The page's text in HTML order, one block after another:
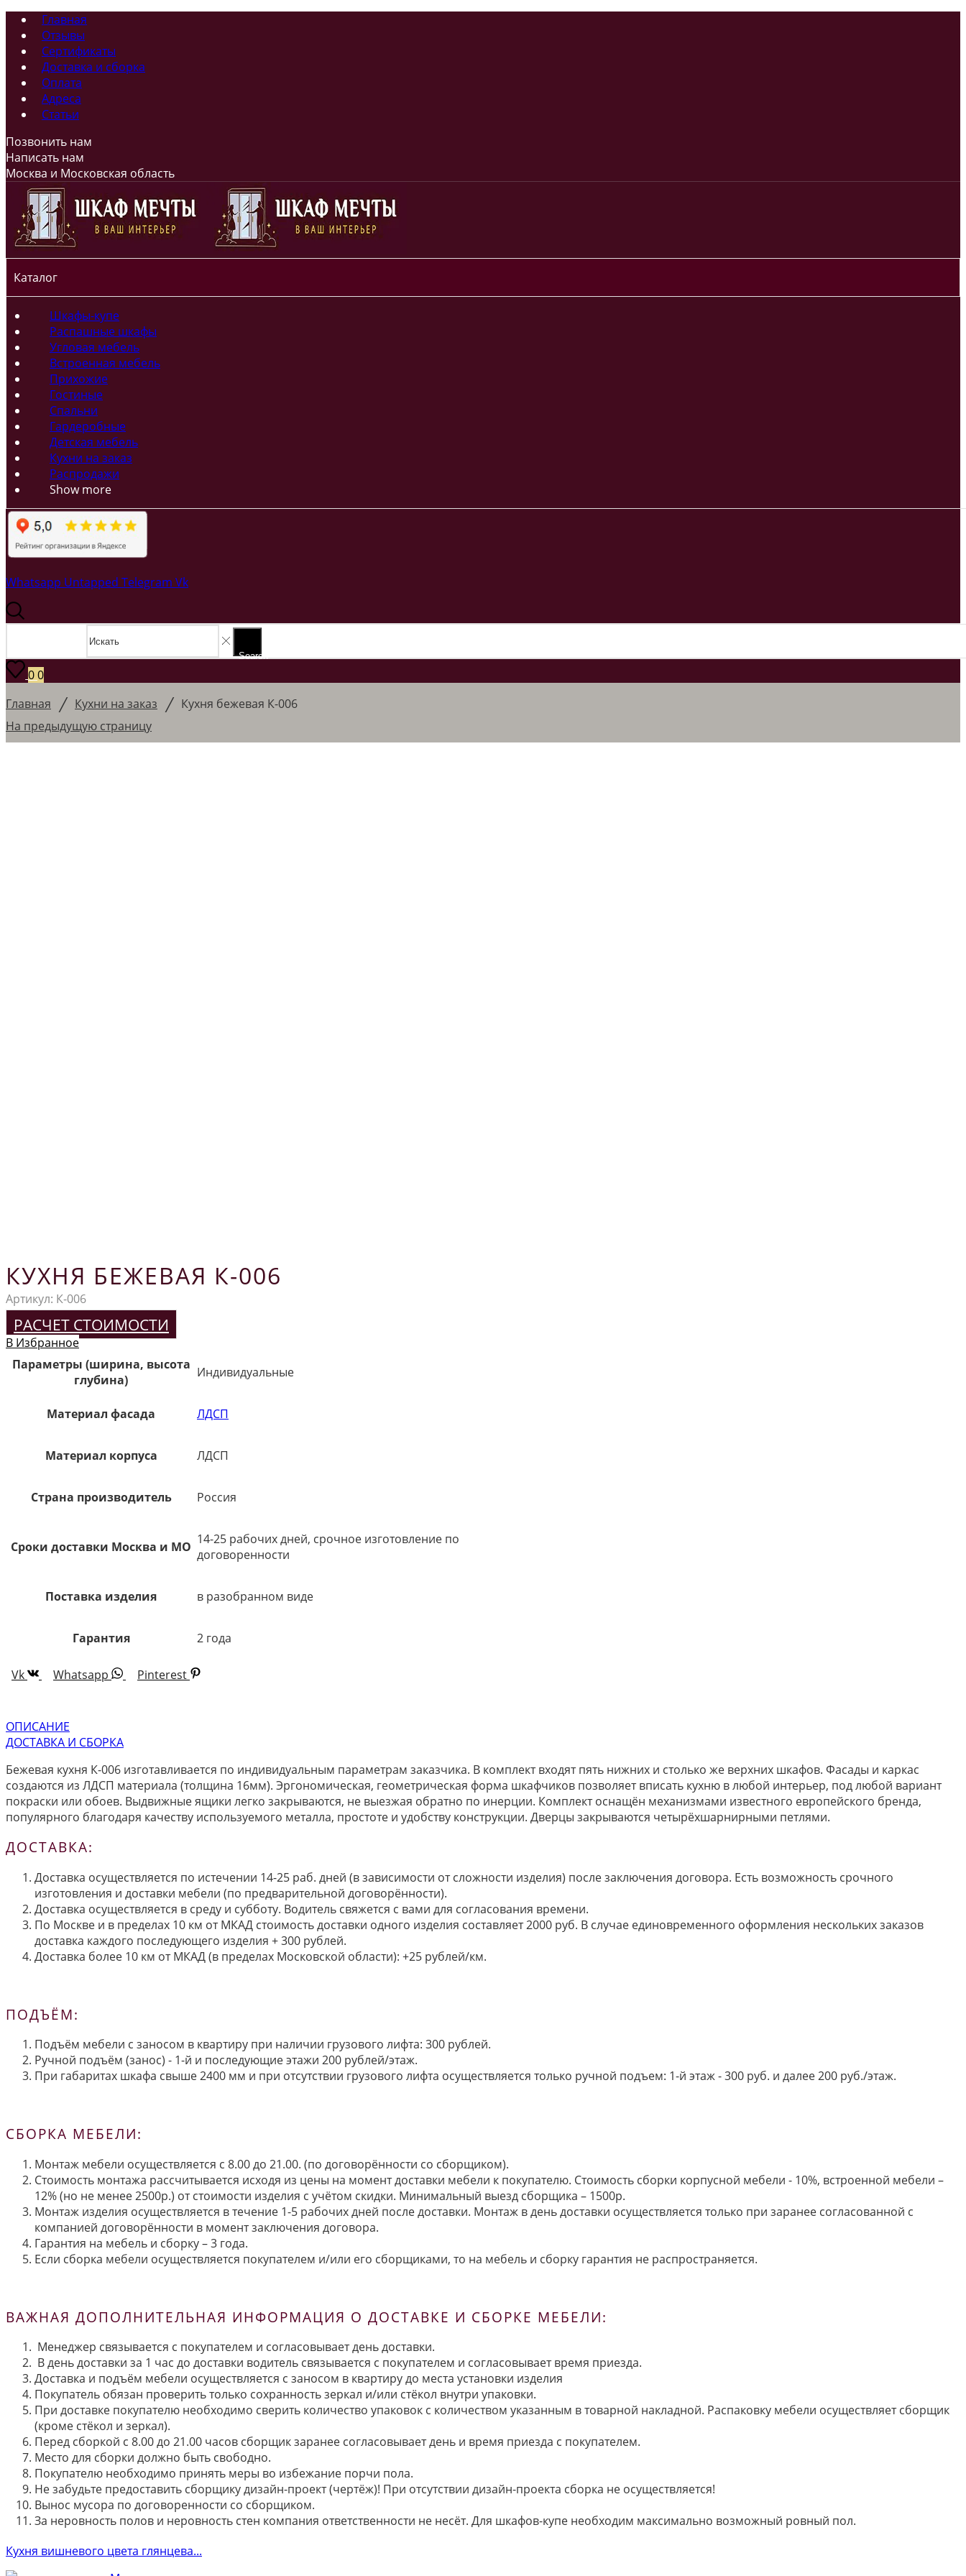
Главная
Отзывы
Сертификаты
Доставка и сборка
Оплата
Адреса
Статьи
Позвонить нам
Написать нам
Москва и Московская область
Каталог
Шкафы-купе
Распашные шкафы
Угловая мебель
Встроенная мебель
Прихожие
Гостиные
Спальни
Гардеробные
Детская мебель
Кухни на заказ
Распродажи
Show more
Whatsapp Untapped Telegram Vk
Search
00
Главная / Кухни на заказ / Кухня бежевая К-006
На предыдущую страницу
КУХНЯ БЕЖЕВАЯ К-006
Артикул: К-006
РАСЧЕТ СТОИМОСТИ
В Избранное
Параметры (ширина, высота
глубина)
Индивидуальные
Материал фасада ЛДСП
Материал корпуса ЛДСП
Страна производитель Россия
Сроки доставки Москва и МО 14-25 рабочих дней, срочное изготовление по
договоренности
Поставка изделия в разобранном виде
Гарантия 2 года
Vk Whatsapp Pinterest
ОПИСАНИЕ
ДОСТАВКА И СБОРКА
Бежевая кухня К-006 изготавливается по индивидуальным параметрам заказчика. В комплект входят пять нижних и столько же верхних шкафов. Фасады и каркас
создаются из ЛДСП материала (толщина 16мм). Эргономическая, геометрическая форма шкафчиков позволяет вписать кухню в любой интерьер, под любой вариант
покраски или обоев. Выдвижные ящики легко закрываются, не выезжая обратно по инерции. Комплект оснащён механизмами известного европейского бренда,
популярного благодаря качеству используемого металла, простоте и удобству конструкции. Дверцы закрываются четырёхшарнирными петлями.
ДОСТАВКА:
Доставка осуществляется по истечении 14-25 раб. дней (в зависимости от сложности изделия) после заключения договора. Есть возможность срочного
изготовления и доставки мебели (по предварительной договорённости).
Доставка осуществляется в среду и субботу. Водитель свяжется с вами для согласования времени.
По Москве и в пределах 10 км от МКАД стоимость доставки одного изделия составляет 2000 руб. В случае единовременного оформления нескольких заказов
доставка каждого последующего изделия + 300 рублей.
Доставка более 10 км от МКАД (в пределах Московской области): +25 рублей/км.
ПОДЪЁМ:
Подъём мебели с заносом в квартиру при наличии грузового лифта: 300 рублей.
Ручной подъём (занос) - 1-й и последующие этажи 200 рублей/этаж.
При габаритах шкафа свыше 2400 мм и при отсутствии грузового лифта осуществляется только ручной подъем: 1-й этаж - 300 руб. и далее 200 руб./этаж.
СБОРКА МЕБЕЛИ:
Монтаж мебели осуществляется с 8.00 до 21.00. (по договорённости со сборщиком).
Стоимость монтажа рассчитывается исходя из цены на момент доставки мебели к покупателю. Стоимость сборки корпусной мебели - 10%, встроенной мебели –
12% (но не менее 2500р.) от стоимости изделия с учётом скидки. Минимальный выезд сборщика – 1500р.
Монтаж изделия осуществляется в течение 1-5 рабочих дней после доставки. Монтаж в день доставки осуществляется только при заранее согласованной с
компанией договорённости в момент заключения договора.
Гарантия на мебель и сборку – 3 года.
Если сборка мебели осуществляется покупателем и/или его сборщиками, то на мебель и сборку гарантия не распространяется.
ВАЖНАЯ ДОПОЛНИТЕЛЬНАЯ ИНФОРМАЦИЯ О ДОСТАВКЕ И СБОРКЕ МЕБЕЛИ:
Менеджер связывается с покупателем и согласовывает день доставки.
В день доставки за 1 час до доставки водитель связывается с покупателем и согласовывает время приезда.
Доставка и подъём мебели осуществляется с заносом в квартиру до места установки изделия
Покупатель обязан проверить только сохранность зеркал и/или стёкол внутри упаковки.
При доставке покупателю необходимо сверить количество упаковок с количеством указанным в товарной накладной. Распаковку мебели осуществляет сборщик
(кроме стёкол и зеркал).
Перед сборкой с 8.00 до 21.00 часов сборщик заранее согласовывает день и время приезда с покупателем.
Место для сборки должно быть свободно.
Покупателю необходимо принять меры во избежание порчи пола.
Не забудьте предоставить сборщику дизайн-проект (чертёж)! При отсутствии дизайн-проекта сборка не осуществляется!
Вынос мусора по договоренности со сборщиком.
За неровность полов и неровность стен компания ответственности не несёт. Для шкафов-купе необходим максимально возможный ровный пол.
Кухня вишневого цвета глянцева...